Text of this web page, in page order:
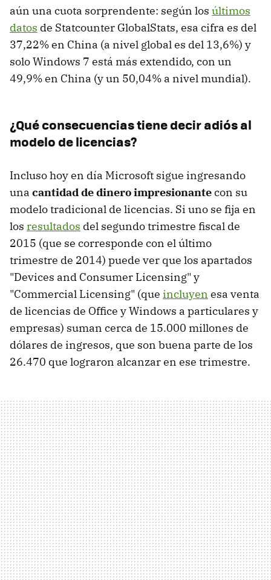
aún una cuota sorprendente: según los últimos
datos de Statcounter GlobalStats, esa cifra es del
37,22% en China (a nivel global es del 13,6%) y
solo Windows 7 está más extendido, con un
49,9% en China (y un 50,04% a nivel mundial).
¿Qué consecuencias tiene decir adiós al
modelo de licencias?
Incluso hoy en día Microsoft sigue ingresando
una cantidad de dinero impresionantecon su
modelo tradicional de licencias. Si uno se fija en
los resultados del segundo trimestre fiscal de
2015 (que se corresponde con el último
trimestre de 2014) puede ver que los apartados
"Devices and Consumer Licensing" y
"Commercial Licensing" (que incluyen esa venta
de licencias de Office y Windows a particulares y
empresas) suman cerca de 15.000 millones de
dólares de ingresos, que son buena parte de los
26.470 que lograron alcanzar en ese trimestre.